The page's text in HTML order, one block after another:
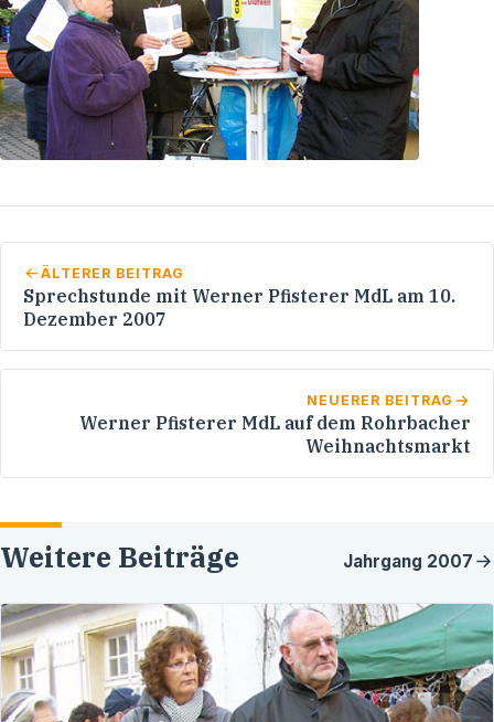
ÄLTERER BEITRAG
Sprechstunde mit Werner Pfisterer MdL am 10.
Dezember 2007
NEUERER BEITRAG
Werner Pfisterer MdL auf dem Rohrbacher
Weihnachtsmarkt
Weitere Beiträge Jahrgang 2007